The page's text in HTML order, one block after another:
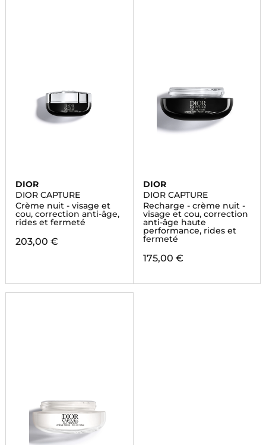
DIOR
DIOR CAPTURE
Crème nuit - visage et
cou, correction anti-âge,
rides et fermeté
203,00 €
DIOR
DIOR CAPTURE
Recharge - crème nuit -
visage et cou, correction
anti-âge haute
performance, rides et
fermeté
175,00 €